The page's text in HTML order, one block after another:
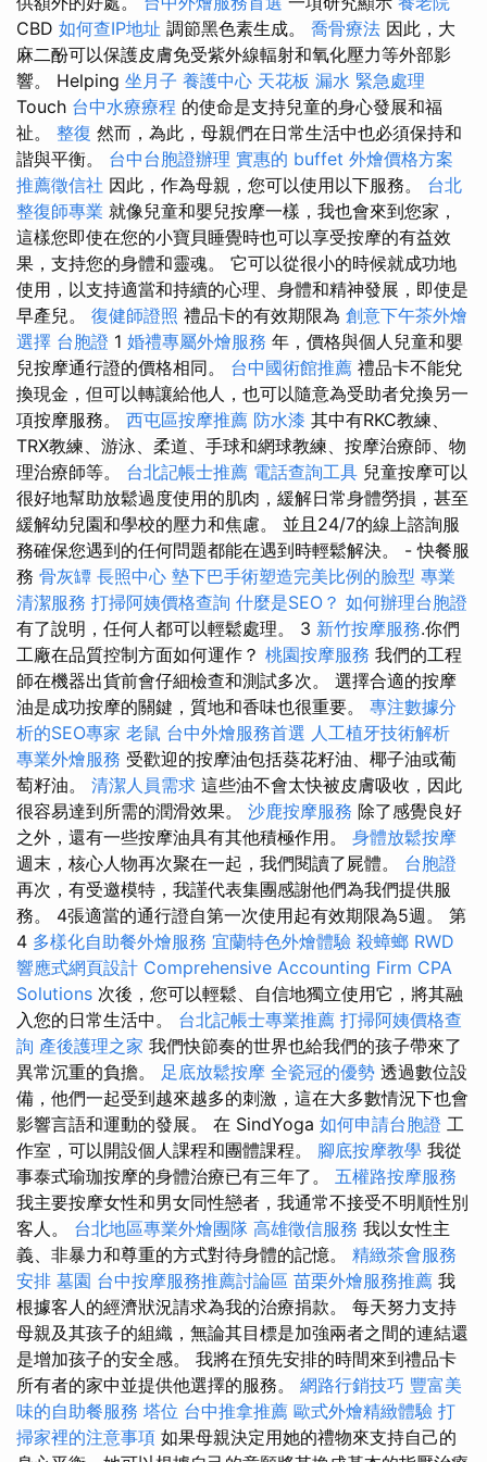
CBD 如何查IP地址 調節黑色素生成。 喬骨療法 因此，大
麻二酚可以保護皮膚免受紫外線輻射和氧化壓力等外部影
響。 Helping 坐月子 養護中心 天花板 漏水 緊急處理
Touch 台中水療療程 的使命是支持兒童的身心發展和福
祉。 整復 然而，為此，母親們在日常生活中也必須保持和
諧與平衡。 台中台胞證辦理 實惠的 buffet 外燴價格方案
推薦徵信社 因此，作為母親，您可以使用以下服務。 台北
整復師專業 就像兒童和嬰兒按摩一樣，我也會來到您家，
這樣您即使在您的小寶貝睡覺時也可以享受按摩的有益效
果，支持您的身體和靈魂。 它可以從很小的時候就成功地
使用，以支持適當和持續的心理、身體和精神發展，即使是
早產兒。 復健師證照 禮品卡的有效期限為 創意下午茶外燴
選擇 台胞證 1 婚禮專屬外燴服務 年，價格與個人兒童和嬰
兒按摩通行證的價格相同。 台中國術館推薦 禮品卡不能兌
換現金，但可以轉讓給他人，也可以隨意為受助者兌換另一
項按摩服務。 西屯區按摩推薦 防水漆 其中有RKC教練、
TRX教練、游泳、柔道、手球和網球教練、按摩治療師、物
理治療師等。 台北記帳士推薦 電話查詢工具 兒童按摩可以
很好地幫助放鬆過度使用的肌肉，緩解日常身體勞損，甚至
緩解幼兒園和學校的壓力和焦慮。 並且24/7的線上諮詢服
務確保您遇到的任何問題都能在遇到時輕鬆解決。 - 快餐服
務 骨灰罈 長照中心 墊下巴手術塑造完美比例的臉型 專業
清潔服務 打掃阿姨價格查詢 什麼是SEO？ 如何辦理台胞證
有了說明，任何人都可以輕鬆處理。 3 新竹按摩服務.你們
工廠在品質控制方面如何運作？ 桃園按摩服務 我們的工程
師在機器出貨前會仔細檢查和測試多次。 選擇合適的按摩
油是成功按摩的關鍵，質地和香味也很重要。 專注數據分
析的SEO專家 老鼠 台中外燴服務首選 人工植牙技術解析
專業外燴服務 受歡迎的按摩油包括葵花籽油、椰子油或葡
萄籽油。 清潔人員需求 這些油不會太快被皮膚吸收，因此
很容易達到所需的潤滑效果。 沙鹿按摩服務 除了感覺良好
之外，還有一些按摩油具有其他積極作用。 身體放鬆按摩
週末，核心人物再次聚在一起，我們閱讀了屍體。 台胞證
再次，有受邀模特，我謹代表集團感謝他們為我們提供服
務。 4張適當的通行證自第一次使用起有效期限為5週。 第
4 多樣化自助餐外燴服務 宜蘭特色外燴體驗 殺蟑螂 RWD
響應式網頁設計 Comprehensive Accounting Firm CPA
Solutions 次後，您可以輕鬆、自信地獨立使用它，將其融
入您的日常生活中。 台北記帳士專業推薦 打掃阿姨價格查
詢 產後護理之家 我們快節奏的世界也給我們的孩子帶來了
異常沉重的負擔。 足底放鬆按摩 全瓷冠的優勢 透過數位設
備，他們一起受到越來越多的刺激，這在大多數情況下也會
影響言語和運動的發展。 在 SindYoga 如何申請台胞證 工
作室，可以開設個人課程和團體課程。 腳底按摩教學 我從
事泰式瑜珈按摩的身體治療已有三年了。 五權路按摩服務
我主要按摩女性和男女同性戀者，我通常不接受不明順性別
客人。 台北地區專業外燴團隊 高雄徵信服務 我以女性主
義、非暴力和尊重的方式對待身體的記憶。 精緻茶會服務
安排 墓園 台中按摩服務推薦討論區 苗栗外燴服務推薦 我
根據客人的經濟狀況請求為我的治療捐款。 每天努力支持
母親及其孩子的組織，無論其目標是加強兩者之間的連結還
是增加孩子的安全感。 我將在預先安排的時間來到禮品卡
所有者的家中並提供他選擇的服務。 網路行銷技巧 豐富美
味的自助餐服務 塔位 台中推拿推薦 歐式外燴精緻體驗 打
掃家裡的注意事項 如果母親決定用她的禮物來支持自己的